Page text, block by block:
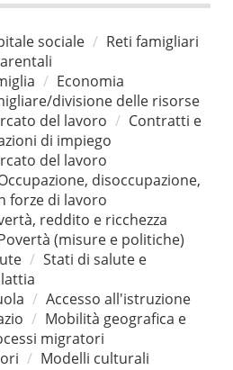
sociale
Reti famigliari
Economia
divisione delle risorse
del lavoro
Contratti e
di impiego
del lavoro
disoccupazione,
forze di lavoro
reddito e ricchezza
(misure e politiche)
Stati di salute e
Accesso all'istruzione
Mobilità geografica e
migratori
Modelli culturali